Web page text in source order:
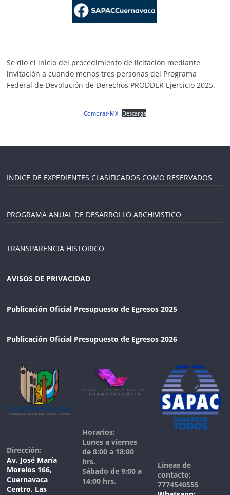
Se dio el inicio del procedimiento de licitación mediante
invitación a cuando menos tres personas del Programa
Federal de Devolución de Derechos PRODDER Ejercicio 2025.
Compras-MX Descarga
INDICE DE EXPEDIENTES CLASIFICADOS COMO RESERVADOS
PROGRAMA ANUAL DE DESARROLLO ARCHIVISTICO
TRANSPARENCIA HISTORICO
AVISOS DE PRIVACIDAD
Publicación Oficial Presupuesto de Egresos 2025
Publicación Oficial Presupuesto de Egresos 2026
Dirección:
Av. José María
Morelos 166,
Cuernavaca
Centro, Las
Horarios:
Lunes a viernes
de 8:00 a 18:00
hrs.
Sábado de 9:00 a
14:00 hrs.
Lineas de
contacto:
7774540555